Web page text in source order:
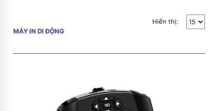
MÁY IN DI ĐỘNG
Hiển thị: